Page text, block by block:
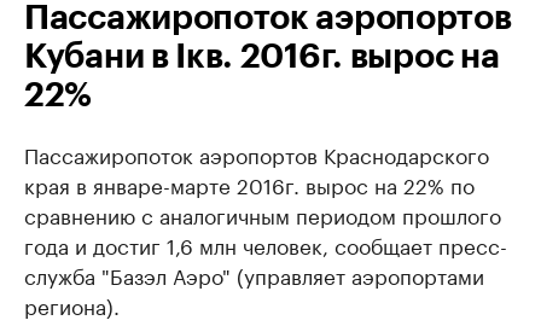
Пассажиропоток аэропортов
Кубани в Iкв. 2016г. вырос на
22%
Пассажиропоток аэропортов Краснодарского
края в январе-марте 2016г. вырос на 22% по
сравнению с аналогичным периодом прошлого
года и достиг 1,6 млн человек, сообщает пресс-
служба "Базэл Аэро" (управляет аэропортами
региона).